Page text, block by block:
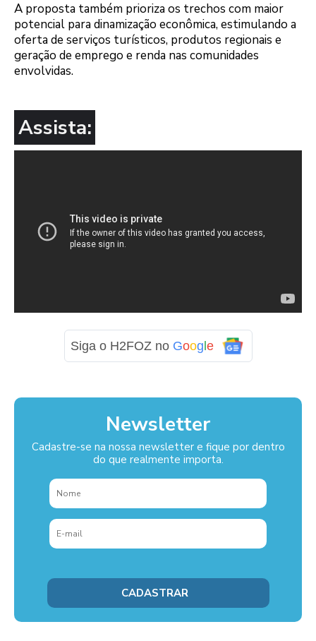
A proposta também prioriza os trechos com maior
potencial para dinamização econômica, estimulando a
oferta de serviços turísticos, produtos regionais e
geração de emprego e renda nas comunidades
envolvidas.
Assista:
Siga o H2FOZ no Google
Newsletter
Cadastre-se na nossa newsletter e fique por dentro
do que realmente importa.